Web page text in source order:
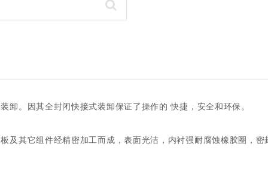
卸。因其全封闭快接式装卸保证了操作的 快捷，安全和环保。
及其它组件经精密加工而成，表面光洁，内衬强耐腐蚀橡胶圈，密